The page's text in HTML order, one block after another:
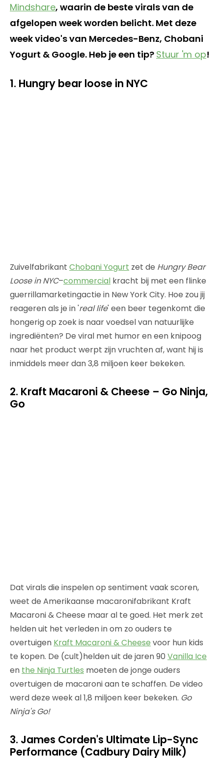
Mindshare, waarin de beste virals van de
afgelopen week worden belicht. Met deze
week video's van Mercedes-Benz, Chobani
Yogurt & Google. Heb je een tip? Stuur 'm op!
1. Hungry bear loose in NYC
Zuivelfabrikant Chobani Yogurt zet de Hungry Bear
Loose in NYC–commercial kracht bij met een flinke
guerrillamarketingactie in New York City. Hoe zou jij
reageren als je in 'real life' een beer tegenkomt die
hongerig op zoek is naar voedsel van natuurlijke
ingrediënten? De viral met humor en een knipoog
naar het product werpt zijn vruchten af, want hij is
inmiddels meer dan 3,8 miljoen keer bekeken.
2. Kraft Macaroni & Cheese – Go Ninja,
Go
Dat virals die inspelen op sentiment vaak scoren,
weet de Amerikaanse macaronifabrikant Kraft
Macaroni & Cheese maar al te goed. Het merk zet
helden uit het verleden in om zo ouders te
overtuigen Kraft Macaroni & Cheese voor hun kids
te kopen. De (cult)helden uit de jaren 90 Vanilla Ice
en the Ninja Turtles moeten de jonge ouders
overtuigen de macaroni aan te schaffen. De video
werd deze week al 1,8 miljoen keer bekeken. Go
Ninja's Go!
3. James Corden's Ultimate Lip-Sync
Performance (Cadbury Dairy Milk)